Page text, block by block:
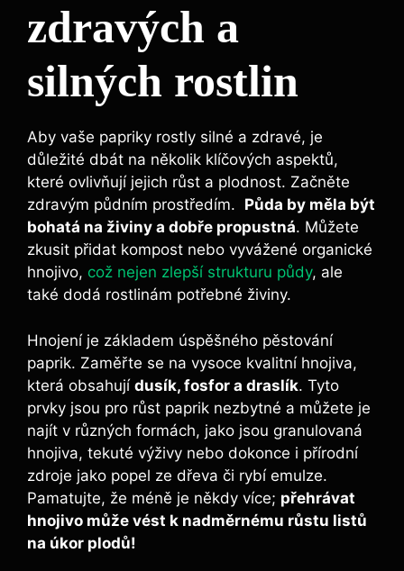
zdravých a⁤
silných rostlin
Aby vaše papriky rostly⁣ silné‌ a ⁣zdravé,⁣ je
důležité dbát na několik klíčových aspektů,
které ovlivňují jejich‍ růst ⁢a plodnost. Začněte
zdravým půdním ​prostředím. ​ Půda ​by měla být
bohatá‍ na⁣ živiny a dobře⁤ propustná. ⁤Můžete
zkusit přidat kompost nebo vyvážené ⁣organické
⁢hnojivo, což nejen zlepší strukturu půdy, ale
také dodá⁣ rostlinám‌ potřebné živiny.
Hnojení ⁣je‌ základem úspěšného ​pěstování
paprik. Zaměřte se na ⁣vysoce kvalitní⁣ hnojiva,
která obsahují dusík, ‌fosfor a draslík. Tyto
prvky jsou pro růst⁢ paprik nezbytné⁢ a můžete je
‍najít v různých formách, ‍jako ‌jsou granulovaná‌
hnojiva, tekuté výživy nebo dokonce i přírodní⁣
zdroje ​jako popel ze⁤ dřeva⁣ či rybí emulze.
Pamatujte, že ​méně je ‌někdy více;⁢ přehrávat
hnojivo může vést ⁤k nadměrnému růstu⁢ listů
na úkor plodů!